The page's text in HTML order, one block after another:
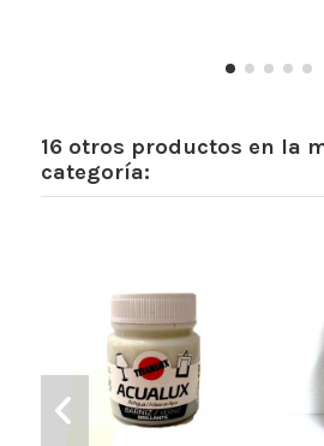
16 otros productos en la
categoría: